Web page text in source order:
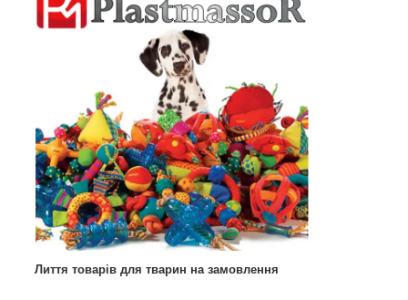
Лиття товарів для тварин на замовлення